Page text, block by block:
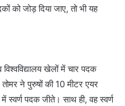
को जोड़ दिया जाए, तो भी यह
विश्वविद्यालय खेलों में चार पदक
ने पुरुषों की 10 मीटर एयर
पदक जीते। साथ ही, वह स्वर्ण